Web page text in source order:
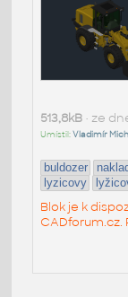
513,8kB• ze
Umístil:Vladimír
buldozer
lyzicovy
Blok je k
CADforum.cz.